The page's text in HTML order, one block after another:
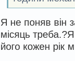
Я не поняв він
місяць
його кожен рік